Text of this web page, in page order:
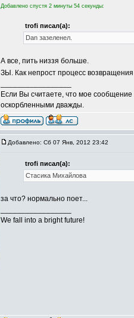
Добавлено спустя 2 минуты 54 секунды:
trofi писал(а):
Dan зазеленел.
А все, пить низзя больше.
ЗЫ. Как непрост процесс
Если Вы считаете, что мое сообщение
оскорбленными дважды.
Добавлено: Сб 07 Янв, 2012 23:42
trofi писал(а):
Стасика Михайлова
за что? нормально поет...
We fall into a bright future!